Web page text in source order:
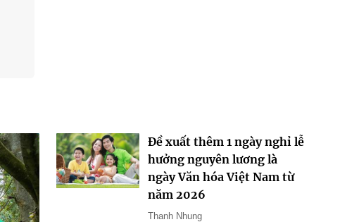
Đề xuất thêm 1 ngày nghỉ lễ
hưởng nguyên lương là
ngày Văn hóa Việt Nam từ
năm 2026
Thanh Nhung